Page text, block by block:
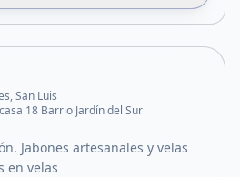
San Luis
18 Barrio Jardín del Sur
Jabones artesanales y velas
en velas